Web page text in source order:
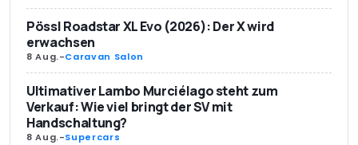
Pössl Roadstar XL Evo (2026): Der X wird
erwachsen
8 Aug.-Caravan Salon
Ultimativer Lambo Murciélago steht zum
Verkauf: Wie viel bringt der SV mit
Handschaltung?
8 Aug.-Supercars